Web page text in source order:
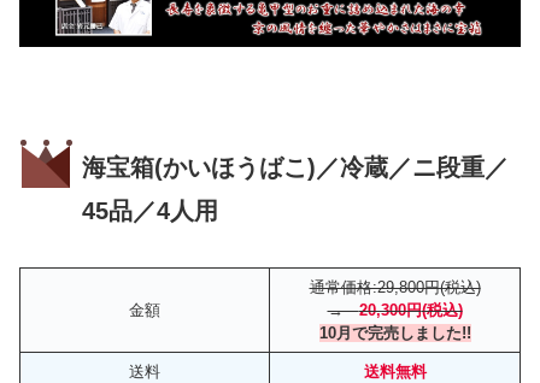
海宝箱(かいほうばこ)／冷蔵／ニ段重／
45品／4人用
金額
通常価格:29,800円(税込)
→20,300円(税込)
10月で完売しました!!
送料 送料無料